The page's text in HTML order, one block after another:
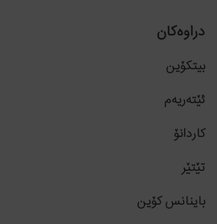
دراوەکان
بیتکۆین
ئێتەریەم
کاردانۆ
تێتێر
باینانس کۆین